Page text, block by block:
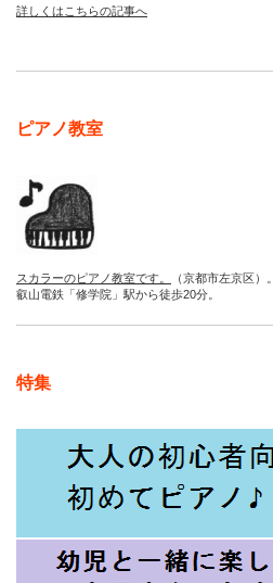
詳しくはこちらの記事へ
ピアノ教室
スカラーのピアノ教室です。
（京都市左京区）。
叡山電鉄「修学院」駅から徒歩20分。
特集